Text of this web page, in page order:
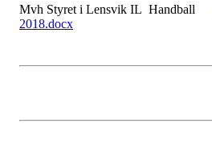
Mvh Styret i Lensvik IL Handball
2018.docx